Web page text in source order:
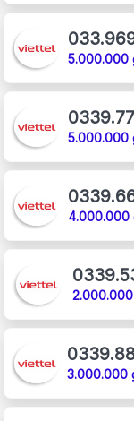
5.000.000
5.000.000
4.000.000
3.000.000